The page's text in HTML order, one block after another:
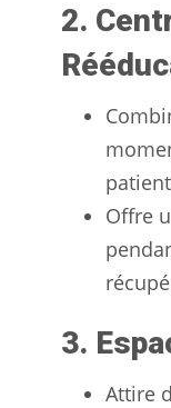
2.
Offre
3.
Attire